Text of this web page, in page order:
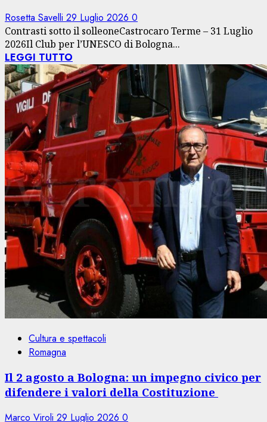
Rosetta Savelli 29 Luglio 2026 0
Contrasti sotto il solleoneCastrocaro Terme – 31 Luglio
2026Il Club per l’UNESCO di Bologna...
LEGGI TUTTO
Cultura e spettacoli
Romagna
Il 2 agosto a Bologna: un impegno civico per
difendere i valori della Costituzione
Marco Viroli 29 Luglio 2026 0